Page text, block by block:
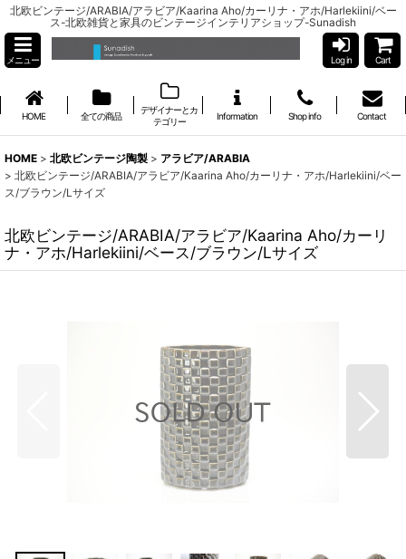
北欧ビンテージ/ARABIA/アラビア/Kaarina Aho/カーリナ・アホ/Harlekiini/ベー
ス-北欧雑貨と家具のビンテージインテリアショップ-Sunadish
メニュー Log in Cart
HOME 全ての商品
デザイナーとカ
テゴリー
Information Shop info Contact
HOME > 北欧ビンテージ陶製 > アラビア/ARABIA
> 北欧ビンテージ/ARABIA/アラビア/Kaarina Aho/カーリナ・アホ/Harlekiini/ベー
ス/ブラウン/Lサイズ
北欧ビンテージ/ARABIA/アラビア/Kaarina Aho/カーリ
ナ・アホ/Harlekiini/ベース/ブラウン/Lサイズ